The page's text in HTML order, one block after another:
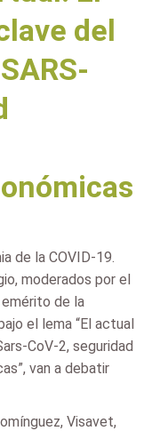
del
de la COVID-19.
moderados por el
de la
el lema “El actual
CoV-2, seguridad
van a debatir
Visavet,